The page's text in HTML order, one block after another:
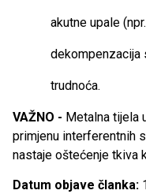
akutne upale
dekompenzacija
trudnoća.
VAŽNO - Metalna tijela
primjenu interferentnih
nastaje oštećenje tkiva
Datum objave članka: